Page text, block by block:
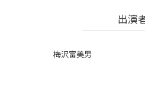
出演
梅沢富美男